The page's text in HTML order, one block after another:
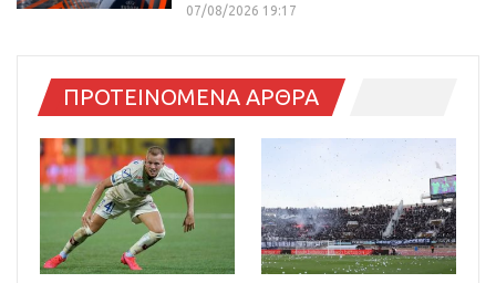
07/08/2026 19:17
ΠΡΟΤΕΙΝΟΜΕΝΑ ΑΡΘΡΑ